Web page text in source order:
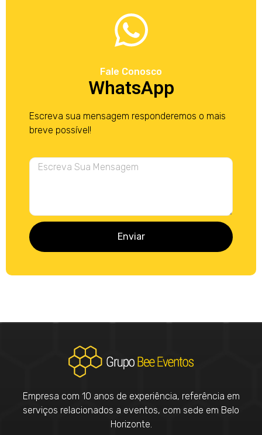
Fale Conosco
WhatsApp
Escreva sua mensagem responderemos o mais
breve possível!
Enviar
Empresa com 10 anos de experiência, referência em
serviços relacionados a eventos, com sede em Belo
Horizonte.